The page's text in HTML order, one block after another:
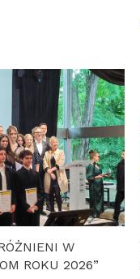
inż. arch.
W
ROKU 2026”